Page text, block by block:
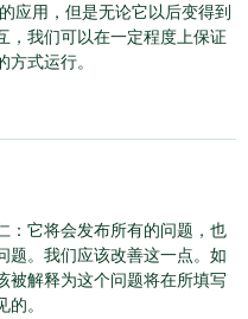
应用，但是无论它以后变得到
，我们可以在一定程度上保证
式运行。
：它将会发布所有的问题，也
题。我们应该改善这一点。如
被解释为这个问题将在所填写
。